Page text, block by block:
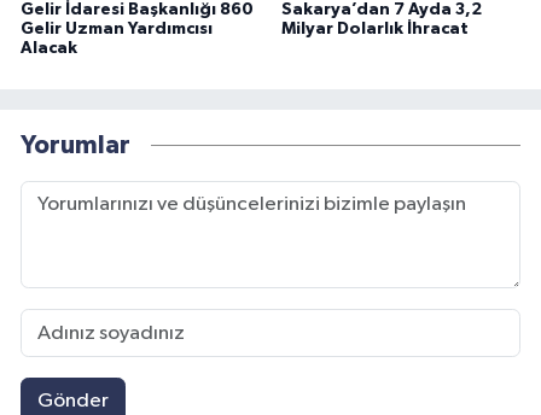
Gelir İdaresi Başkanlığı 860
Gelir Uzman Yardımcısı
Alacak
Sakarya’dan 7 Ayda 3,2
Milyar Dolarlık İhracat
Yorumlar
Gönder